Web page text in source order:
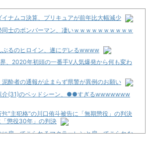
イナムコ決算、プリキュアが前年比大幅減少
同士のボンバーマン、凄いｗｗｗｗｗｗｗｗｗｗ
ぶるのヒロイン、遂にデレるwwww
、2020年初頭の一番手V人気爆発から何も変わ
酔者の通報が止まらず県警が異例のお願い
介(31)のベッドシーン、●●すぎるwwwwwww
ﾋ″主犯格″の川口侑斗被告に「無期懲役」の判決
懲役30年」の判決
戻ってこられるマクラーレンと戻ってこられな